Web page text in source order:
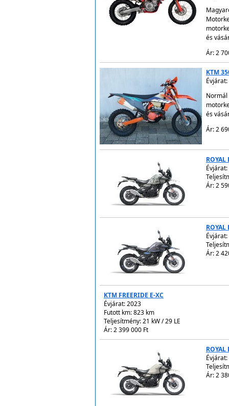
és
Ár: 2
KTM
Évjárat:
Normál
és
Ár: 2
Évjárat:
Ár: 2
Évjárat:
Ár: 2
KTM FREERIDE E-XC
Évjárat:2023
Futott km: 823 km
Teljesítmény: 21 kW / 29 LE
Ár: 2 399 000 Ft
Évjárat:
Ár: 2